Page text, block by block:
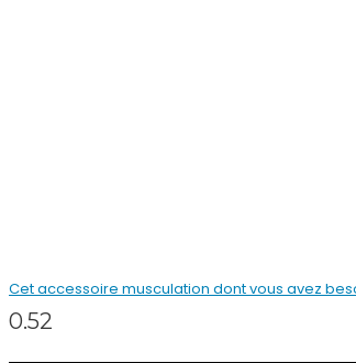
Cet accessoire musculation dont vous avez